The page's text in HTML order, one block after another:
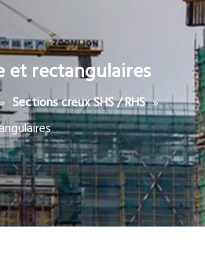
et rectangulaires
» Sections creux SHS / RHS »